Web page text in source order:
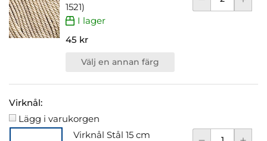
1521)
I lager
45 kr
Välj en annan färg
Virknål:
Lägg i varukorgen
Virknål Stål 15 cm